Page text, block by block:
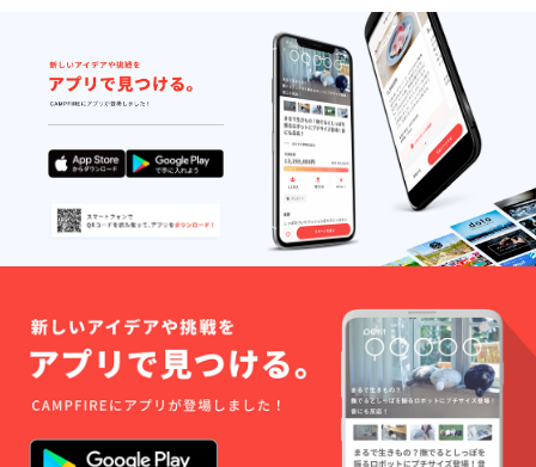
る坂田は、日本
の老衰死を死因
の第一位にする
という理念のも
と予防医学の習
慣化を提唱して
います。なぜ、
今予防医学の学
びが求められて
いるのかを１５
年間の活動も踏
まえてお話しい
たします。
トで効果的に補
うことが体質改
善の第一歩で
す。